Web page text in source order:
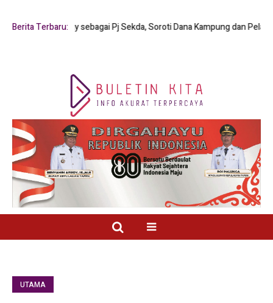
Berita Terbaru:
Mambay sebagai Pj Sekda, Soroti Dana Kampung dan Pelayanan
UTAMA